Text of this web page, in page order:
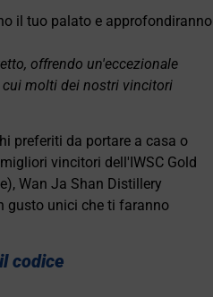
il tuo palato e approfondiranno
offrendo un'eccezionale
cui molti dei nostri vincitori
preferiti da portare a casa o
vincitori dell'IWSC Gold
Wan Ja Shan Distillery
gusto unici che ti faranno
codice